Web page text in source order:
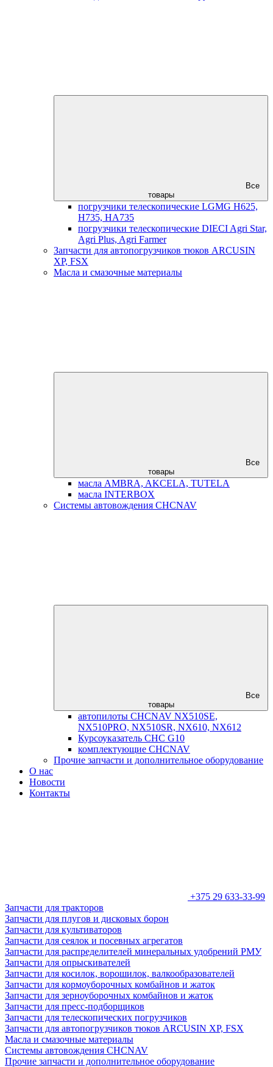
Все
товары
погрузчики телескопические LGMG H625,
H735, HA735
погрузчики телескопические DIECI Agri Star,
Agri Plus, Agri Farmer
Запчасти для автопогрузчиков тюков ARCUSIN
XP, FSX
Масла и смазочные материалы
Все
товары
масла AMBRA, AKCELA, TUTELA
масла INTERBOX
Системы автовождения CHCNAV
Все
товары
автопилоты CHCNAV NX510SE,
NX510PRO, NX510SR, NX610, NX612
Курсоуказатель CHC G10
комплектующие CHCNAV
Прочие запчасти и дополнительное оборудование
О нас
Новости
Контакты
+375 29 633-33-99
Запчасти для тракторов
Запчасти для плугов и дисковых борон
Запчасти для культиваторов
Запчасти для сеялок и посевных агрегатов
Запчасти для распределителей минеральных удобрений РМУ
Запчасти для опрыскивателей
Запчасти для косилок, ворошилок, валкообразователей
Запчасти для кормоуборочных комбайнов и жаток
Запчасти для зерноуборочных комбайнов и жаток
Запчасти для пресс-подборщиков
Запчасти для телескопических погрузчиков
Запчасти для автопогрузчиков тюков ARCUSIN XP, FSX
Масла и смазочные материалы
Системы автовождения CHCNAV
Прочие запчасти и дополнительное оборудование